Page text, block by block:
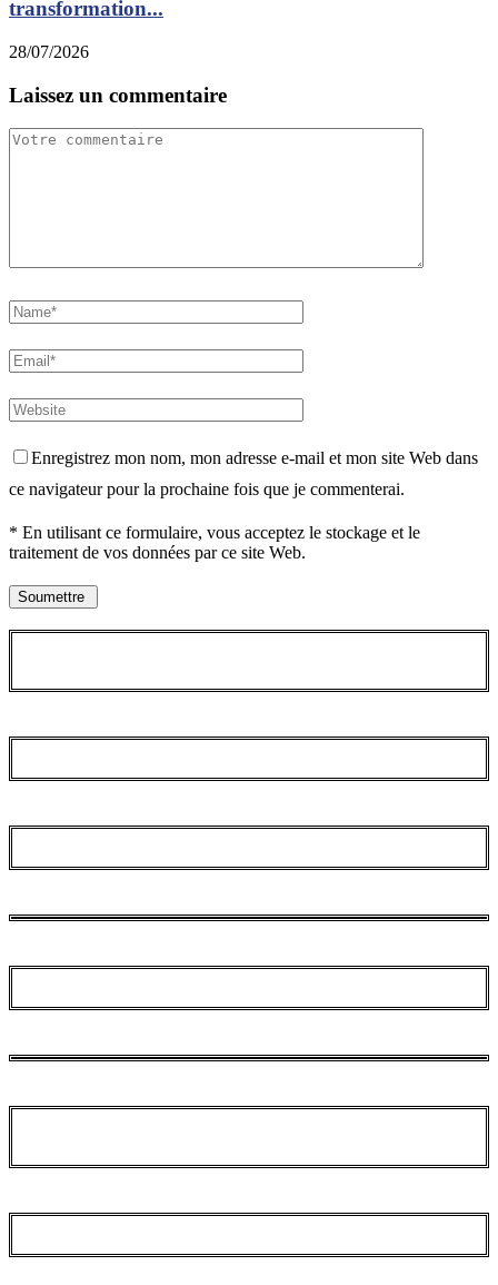
transformation...
28/07/2026
Laissez un commentaire
Enregistrez mon nom, mon adresse e-mail et mon site Web dans
ce navigateur pour la prochaine fois que je commenterai.
* En utilisant ce formulaire, vous acceptez le stockage et le
traitement de vos données par ce site Web.